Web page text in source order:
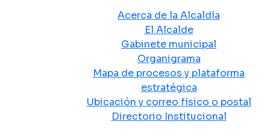
Acerca de la Alcaldía
El Alcalde
Gabinete municipal
Organigrama
Mapa de procesos y plataforma
estratégica
Ubicación y correo físico o postal
Directorio Institucional